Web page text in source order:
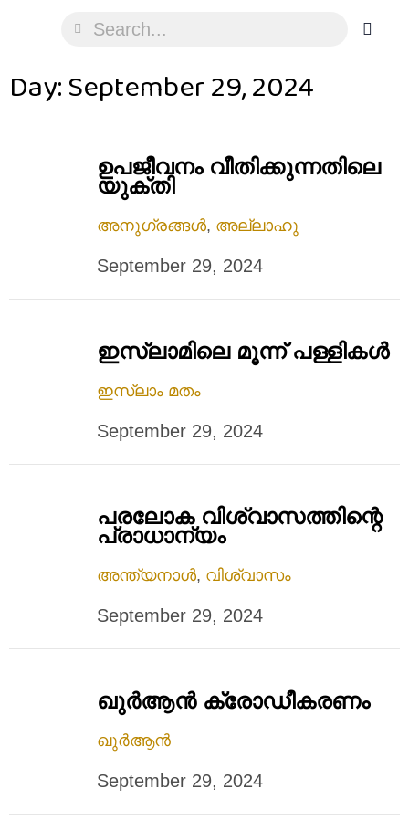
Day: September 29, 2024
ഉപജീവനം വീതിക്കുന്നതിലെ
യുക്തി
അനുഗ്രങ്ങൾ, അല്ലാഹു
September 29, 2024
ഇസ്ലാമിലെ മൂന്ന് പള്ളികൾ
ഇസ്ലാം മതം
September 29, 2024
പരലോക വിശ്വാസത്തിന്റെ
പ്രാധാന്യം
അന്ത്യനാൾ, വിശ്വാസം
September 29, 2024
ഖുർആൻ ക്രോഡീകരണം
ഖുർആൻ
September 29, 2024